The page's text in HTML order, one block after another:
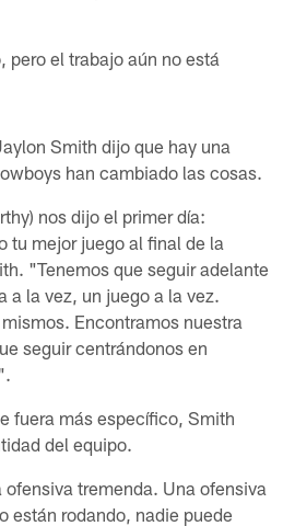
pero el trabajo aún no está
Smith dijo que hay una
han cambiado las cosas.
nos dijo el primer día:
tu mejor juego al final de la
"Tenemos que seguir adelante
a la vez, un juego a la vez.
Encontramos nuestra
seguir centrándonos en
fuera más específico, Smith
del equipo.
tremenda. Una ofensiva
están rodando, nadie puede